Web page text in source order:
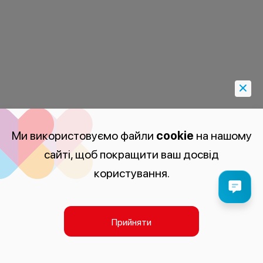
Ми використовуємо файли cookie на нашому
сайті, щоб покращити ваш досвід
користування.
Прийняти